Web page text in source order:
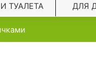
ТУАЛЕТА ДЛЯ